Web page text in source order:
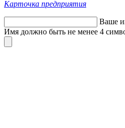
Карточка предприятия
Ваше
Имя должно быть не менее 4